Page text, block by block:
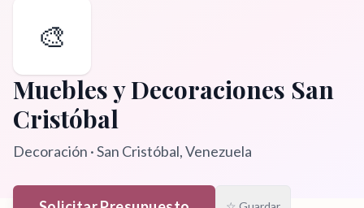
🎨
Muebles y Decoraciones San
Cristóbal
Decoración ·San Cristóbal, Venezuela